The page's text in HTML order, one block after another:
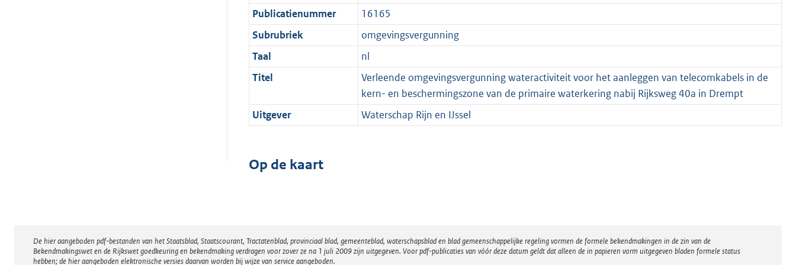
Publicatienummer
16165
Subrubriek
omgevingsvergunning
Taal
nl
Titel
Verleende omgevingsvergunning wateractiviteit voor het aanleggen van telecomkabels in de
kern- en beschermingszone van de primaire waterkering nabij Rijksweg 40a in Drempt
Uitgever
Waterschap Rijn en IJssel
Op de kaart
Disclaimer
De hier aangeboden pdf-bestanden van het Staatsblad, Staatscourant, Tractatenblad, provinciaal blad, gemeenteblad, waterschapsblad en blad gemeenschappelijke regeling vormen de formele bekendmakingen in de zin van de
Bekendmakingswet en de Rijkswet goedkeuring en bekendmaking verdragen voor zover ze na 1 juli 2009 zijn uitgegeven. Voor pdf-publicaties van vóór deze datum geldt dat alleen de in papieren vorm uitgegeven bladen formele status
hebben; de hier aangeboden elektronische versies daarvan worden bij wijze van service aangeboden.